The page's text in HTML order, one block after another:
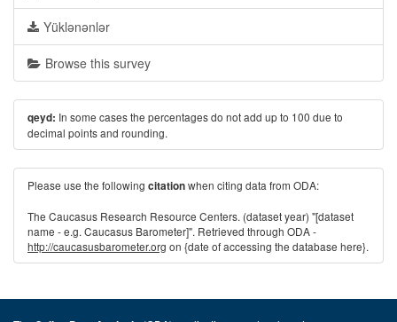
Yüklənənlər
Browse this survey
qeyd: In some cases the percentages do not add up to 100 due to
decimal points and rounding.
Please use the following citationwhen citing data from ODA:
The Caucasus Research Resource Centers. (dataset year) "[dataset
name - e.g. Caucasus Barometer]". Retrieved through ODA -
http://caucasusbarometer.org on {date of accessing the database here}.